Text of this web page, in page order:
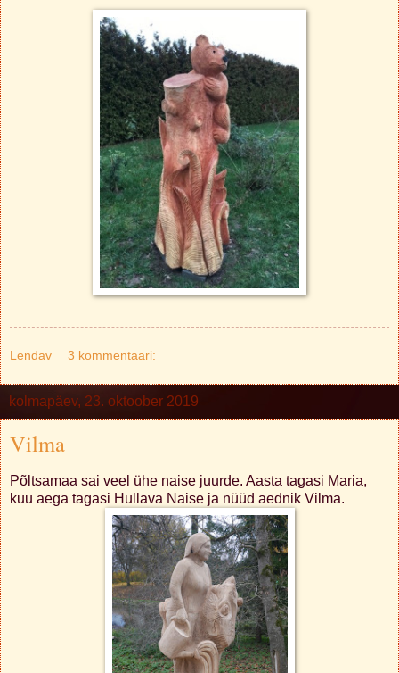
Lendav 3 kommentaari:
kolmapäev, 23. oktoober 2019
Vilma
Põltsamaa sai veel ühe naise juurde. Aasta tagasi Maria,
kuu aega tagasi Hullava Naise ja nüüd aednik Vilma.